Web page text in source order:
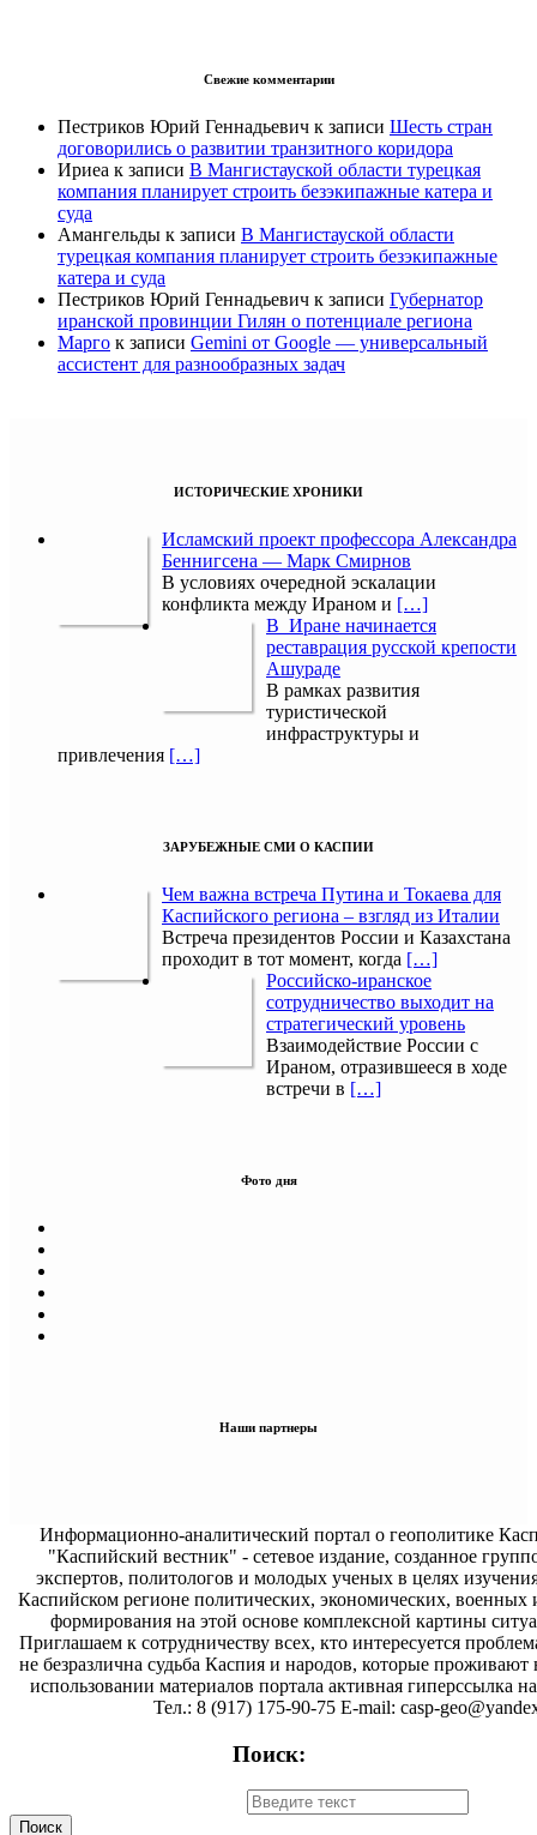
Свежие комментарии
Пестриков Юрий Геннадьевич к записи Шесть стран
договорились о развитии транзитного коридора
Ириеа к записи В Мангистауской области турецкая
компания планирует строить безэкипажные катера и
суда
Амангельды к записи В Мангистауской области
турецкая компания планирует строить безэкипажные
катера и суда
Пестриков Юрий Геннадьевич к записи Губернатор
иранской провинции Гилян о потенциале региона
Марго к записи Gemini от Google — универсальный
ассистент для разнообразных задач
ИСТОРИЧЕСКИЕ ХРОНИКИ
Исламский проект профессора Александра
Беннигсена — Марк Смирнов
В условиях очередной эскалации
конфликта между Ираном и […]
В Иране начинается
реставрация русской крепости
Ашураде
В рамках развития
туристической
инфраструктуры и
привлечения […]
ЗАРУБЕЖНЫЕ СМИ О КАСПИИ
Чем важна встреча Путина и Токаева для
Каспийского региона – взгляд из Италии
Встреча президентов России и Казахстана
проходит в тот момент, когда […]
Российско-иранское
сотрудничество выходит на
стратегический уровень
Взаимодействие России с
Ираном, отразившееся в ходе
встречи в […]
Фото дня
Наши партнеры
Информационно-аналитический портал о геополитике
"Каспийский вестник" - сетевое издание, созданное
экспертов, политологов и молодых ученых в целях
Каспийском регионе политических, экономических, военных
формирования на этой основе комплексной картины
Приглашаем к сотрудничеству всех, кто интересуется
не безразлична судьба Каспия и народов, которые проживают
использовании материалов портала активная гиперссылка на
Тел.: 8 (917) 175-90-75 E-mail: casp-
Поиск: